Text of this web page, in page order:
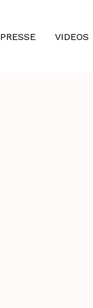
PRESSE VIDEOS